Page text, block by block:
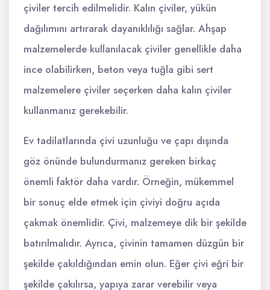
çiviler tercih edilmelidir. Kalın çiviler, yükün
dağılımını artırarak dayanıklılığı sağlar. Ahşap
malzemelerde kullanılacak çiviler genellikle daha
ince olabilirken, beton veya tuğla gibi sert
malzemelere çiviler seçerken daha kalın çiviler
kullanmanız gerekebilir.
Ev tadilatlarında çivi uzunluğu ve çapı dışında
göz önünde bulundurmanız gereken birkaç
önemli faktör daha vardır. Örneğin, mükemmel
bir sonuç elde etmek için çiviyi doğru açıda
çakmak önemlidir. Çivi, malzemeye dik bir şekilde
batırılmalıdır. Ayrıca, çivinin tamamen düzgün bir
şekilde çakıldığından emin olun. Eğer çivi eğri bir
şekilde çakılırsa, yapıya zarar verebilir veya